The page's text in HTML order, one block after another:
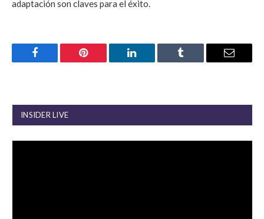
adaptación son claves para el éxito.
Facebook Pinterest LinkedIn Tumblr Email
INSIDER LIVE